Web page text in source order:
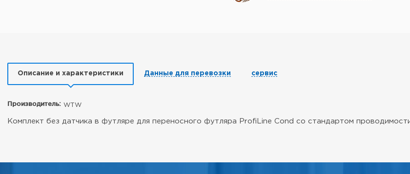
Описание и характеристики Данные для перевозки сервис
Производитель: WTW
Комплект без датчика в футляре для переносного футляра ProfiLine Cond со стандартом